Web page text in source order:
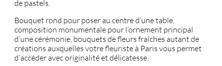
de pastels.
Bouquet rond pour poser au centre d’une table,
composition monumentale pour l’ornement principal
d’une cérémonie, bouquets de fleurs fraîches autant de
créations auxquelles votre fleuriste à Paris vous permet
d’accéder avec originalité et délicatesse.